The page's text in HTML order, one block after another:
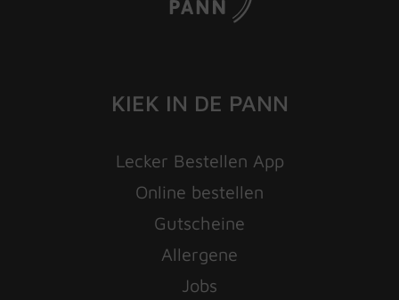
KIEK IN DE PANN
Lecker Bestellen App
Online bestellen
Gutscheine
Allergene
Jobs